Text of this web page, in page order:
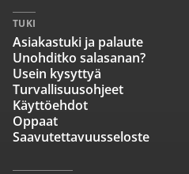
TUKI
Asiakastuki ja palaute
Unohditko salasanan?
Usein kysyttyä
Turvallisuusohjeet
Käyttöehdot
Oppaat
Saavutettavuusseloste